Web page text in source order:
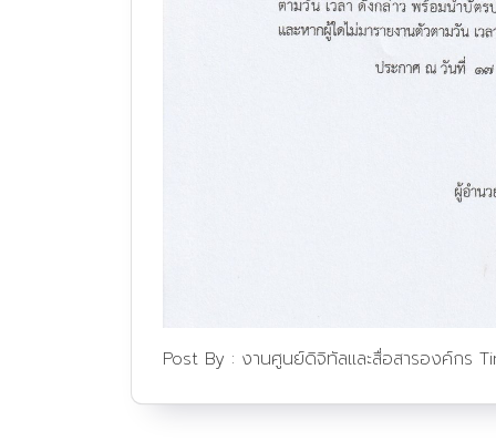
Post By : งานศูนย์ดิจิทัลและสื่อสารองค์กร